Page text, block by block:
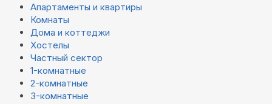
Апартаменты и квартиры
Комнаты
Дома и коттеджи
Хостелы
Частный сектор
1-комнатные
2-комнатные
3-комнатные